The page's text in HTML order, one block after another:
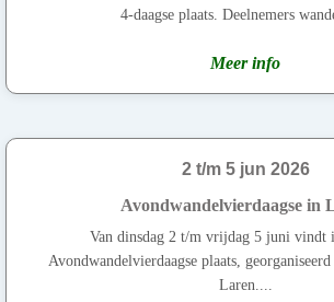
4-daagse plaats. Deelnemers
Meer info
2 t/m 5 jun 2026
Avondwandelvierdaagse in
Van dinsdag 2 t/m vrijdag 5 juni vindt
Avondwandelvierdaagse plaats,
Laren....